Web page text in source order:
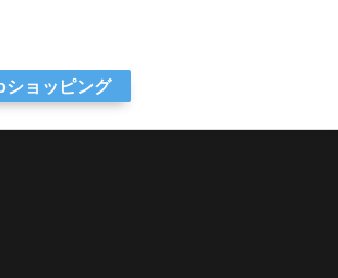
ショッピング